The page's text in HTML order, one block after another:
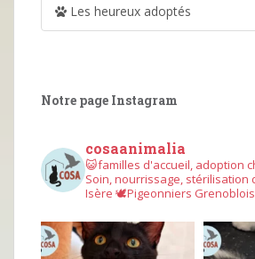
Les heureux adoptés
Notre page Instagram
cosaanimalia
😺familles d'accueil, adoption
Soin, nourrissage, stérilisation
Isère 🕊︎Pigeonniers Grenoblois